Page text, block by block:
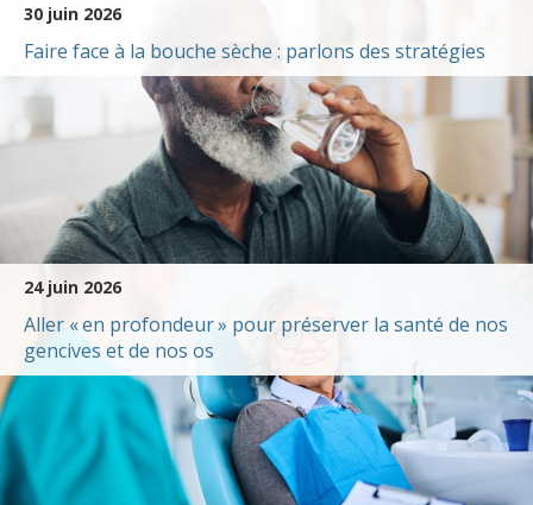
30 juin 2026
Faire face à la bouche sèche : parlons des stratégies
24 juin 2026
Aller « en profondeur » pour préserver la santé de nos
gencives et de nos os